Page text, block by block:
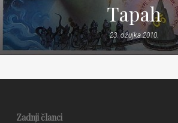
Tapah
23. ožujka 2010.
Zadnji članci